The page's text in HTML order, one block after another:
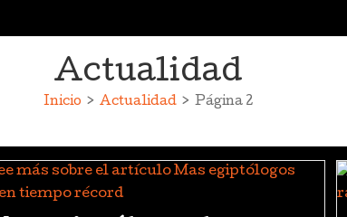
Actualidad
Inicio > Actualidad > Página 2